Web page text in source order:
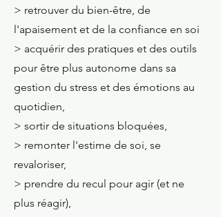
> retrouver du bien-être, de
l'apaisement et de la confiance en soi
> acquérir des pratiques et des outils
pour être plus autonome dans sa
gestion du stress et des émotions au
quotidien,
> sortir de situations bloquées,
> remonter l'estime de soi, se
revaloriser,
> prendre du recul pour agir (et ne
plus réagir),